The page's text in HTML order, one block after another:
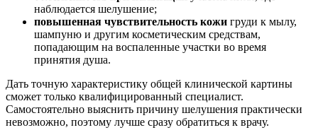
наблюдается шелушение;
повышенная чувствительность кожи груди к мылу,
шампуню и другим косметическим средствам,
попадающим на воспаленные участки во время
принятия душа.
Дать точную характеристику общей клинической картины
сможет только квалифицированный специалист.
Самостоятельно выяснить причину шелушения практически
невозможно, поэтому лучше сразу обратиться к врачу.